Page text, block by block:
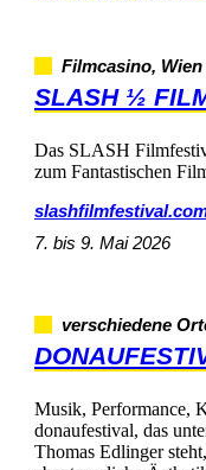
Filmcasino,Wien
7.bis9.Mai2026